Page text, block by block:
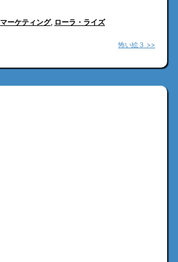
マーケティング, ローラ・ライズ
怖い絵３ >>